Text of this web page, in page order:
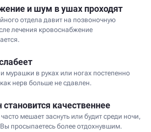
и шум в ушах проходят
отдела давит на позвоночную
лечения кровоснабжение
мурашки в руках или ногах постепенно
нерв больше не сдавлен.
становится качественнее
мешает заснуть или будит среди ночи,
просыпаетесь более отдохнувшим.